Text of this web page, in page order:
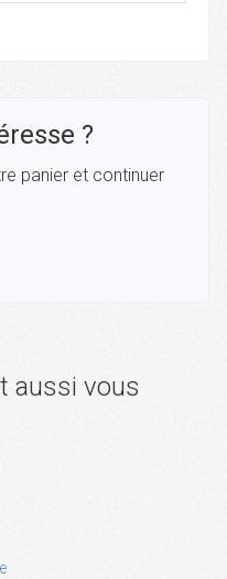
?
panier et continuer
aussi vous